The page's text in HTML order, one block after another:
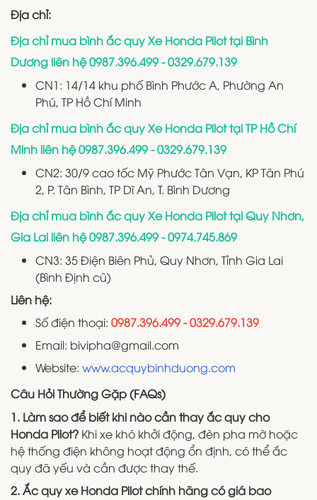
Địa chỉ:
Địa chỉ mua bình ắc quy Xe Honda Pilot tại Bình
Dương liên hệ 0987.396.499 - 0329.679.139
CN1: 14/14 khu phố Bình Phước A, Phường An
Phú, TP Hồ Chí Minh
Địa chỉ mua bình ắc quy Xe Honda Pilot tại TP Hồ Chí
Minh liên hệ 0987.396.499 - 0329.679.139
CN2: 30/9 cao tốc Mỹ Phước Tân Vạn, KP Tân Phú
2, P. Tân Bình, TP Dĩ An, T. Bình Dương
Địa chỉ mua bình ắc quy Xe Honda Pilot tại Quy Nhơn,
Gia Lai liên hệ 0987.396.499 - 0974.745.869
CN3: 35 Điện Biên Phủ, Quy Nhơn, Tỉnh Gia Lai
(Bình Định cũ)
Liên hệ:
Số điện thoại: 0987.396.499 - 0329.679.139
Email: bivipha@gmail.com
Website: www.acquybinhduong.com
Câu Hỏi Thường Gặp (FAQs)
1. Làm sao để biết khi nào cần thay ắc quy cho
Honda Pilot? Khi xe khó khởi động, đèn pha mờ hoặc
hệ thống điện không hoạt động ổn định, có thể ắc
quy đã yếu và cần được thay thế.
2. Ắc quy xe Honda Pilot chính hãng có giá bao